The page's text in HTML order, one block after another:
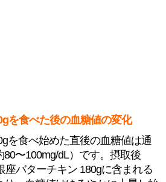
を食べた後の血糖値の変化
を食べ始めた直後の血糖値は通
〜100mg/dL）です。摂取後
座バターチキン 180gに含まれる